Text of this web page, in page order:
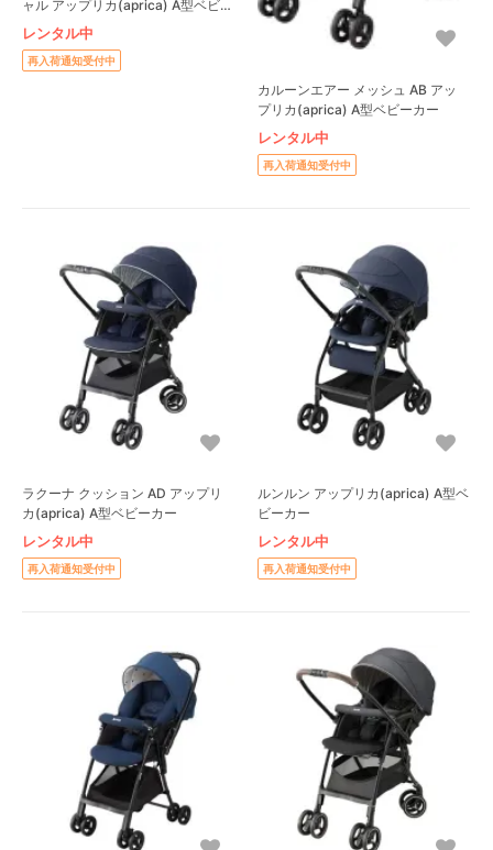
ャル アップリカ(aprica) A型ベビー
カー
レンタル中
再入荷通知受付中
カルーンエアー メッシュ AB アッ
プリカ(aprica) A型ベビーカー
レンタル中
再入荷通知受付中
ラクーナ クッション AD アップリ
カ(aprica) A型ベビーカー
レンタル中
再入荷通知受付中
ルンルン アップリカ(aprica) A型ベ
ビーカー
レンタル中
再入荷通知受付中